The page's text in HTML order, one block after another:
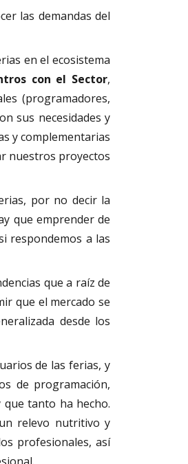
las demandas del
en el ecosistema
con el Sector,
(programadores,
sus necesidades y
y complementarias
nuestros proyectos
por no decir la
que emprender de
respondemos a las
que a raíz de
que el mercado se
desde los
de las ferias, y
de programación,
tanto ha hecho.
relevo nutritivo y
profesionales, así